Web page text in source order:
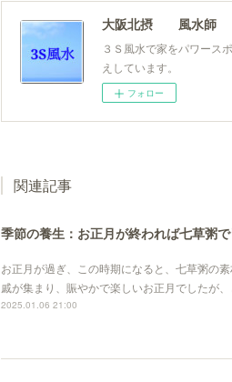
大阪北摂 風水師
３Ｓ風水で家をパワース
えしています。
フォロー
関連記事
季節の養生：お正月が終われば七草粥
お正月が過ぎ、この時期になると、七草粥の
戚が集まり、賑やかで楽しいお正月でしたが
2025.01.06 21:00